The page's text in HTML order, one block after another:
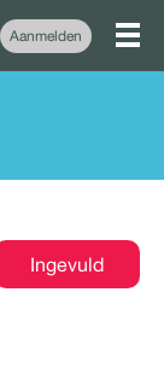
Aanmelden
Ingevuld